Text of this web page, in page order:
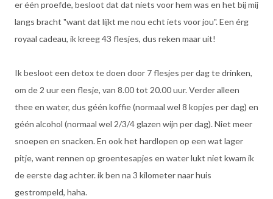
er één proefde, besloot dat dat niets voor hem was en het bij mij
langs bracht "want dat lijkt me nou echt iets voor jou". Een érg
royaal cadeau, ik kreeg 43 flesjes, dus reken maar uit!
Ik besloot een detox te doen door 7 flesjes per dag te drinken,
om de 2 uur een flesje, van 8.00 tot 20.00 uur. Verder alleen
thee en water, dus géén koffie (normaal wel 8 kopjes per dag) en
géén alcohol (normaal wel 2/3/4 glazen wijn per dag). Niet meer
snoepen en snacken. En ook het hardlopen op een wat lager
pitje, want rennen op groentesapjes en water lukt niet kwam ik
de eerste dag achter. ik ben na 3 kilometer naar huis
gestrompeld, haha.